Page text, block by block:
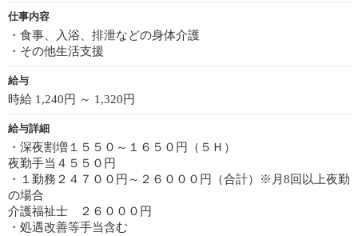
仕事内容
・食事、入浴、排泄などの身体介護
・その他生活支援
給与
時給 1,240円 ～ 1,320円
給与詳細
・深夜割増１５５０～１６５０円（５Ｈ）
夜勤手当４５５０円
・１勤務２４７００円～２６０００円（合計）※月8回以上夜勤
の場合
介護福祉士 ２６０００円
・処遇改善等手当含む